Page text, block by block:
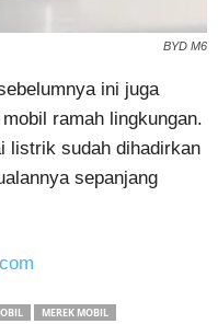
BYD M6
ini juga
ramah lingkungan.
listrik sudah dihadirkan
sepanjang
MEREK MOBIL